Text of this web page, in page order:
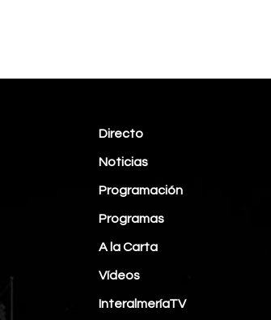
Directo
Noticias
Programación
Programas
A la Carta
Vídeos
InteralmeríaTV